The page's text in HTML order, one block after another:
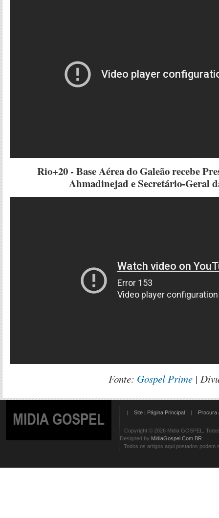
Rio+20 - Base Aérea do Galeão recebe
Ahmadinejad e Secretário-Geral
Fonte: Gospel Prime |
MIDIA GOSPEL | Site | Página Principal | Procura
Copyright © 2026 Midia GOSPEL.
Designed by MidiaGospel.Com.BR
Todos os artigos aqui postados podem